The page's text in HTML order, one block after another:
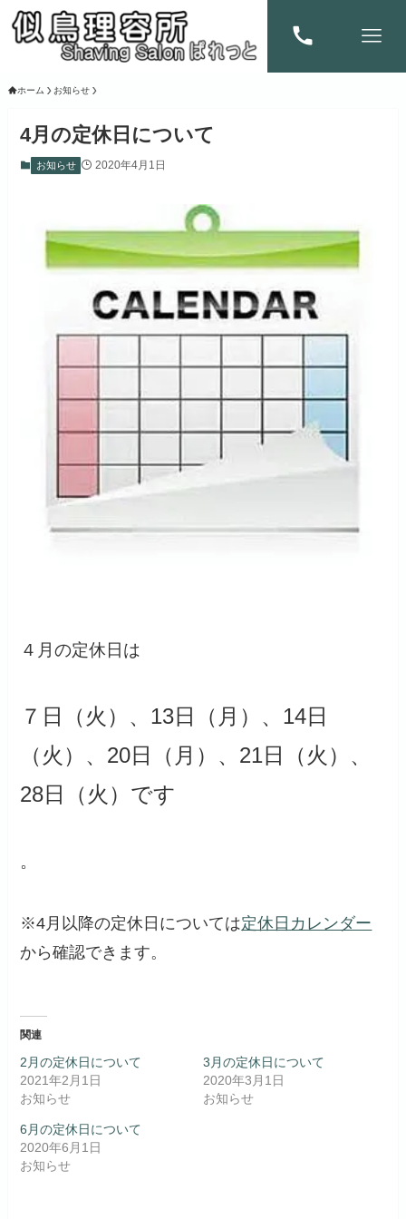
ホーム お知らせ
4月の定休日について
お知らせ 2020年4月1日
４月の定休日は
７日（火）、13日（月）、14日
（火）、20日（月）、21日（火）、
28日（火）です
。
※4月以降の定休日については定休日カレンダー
から確認できます。
関連
2月の定休日について
2021年2月1日
お知らせ
3月の定休日について
2020年3月1日
お知らせ
6月の定休日について
2020年6月1日
お知らせ